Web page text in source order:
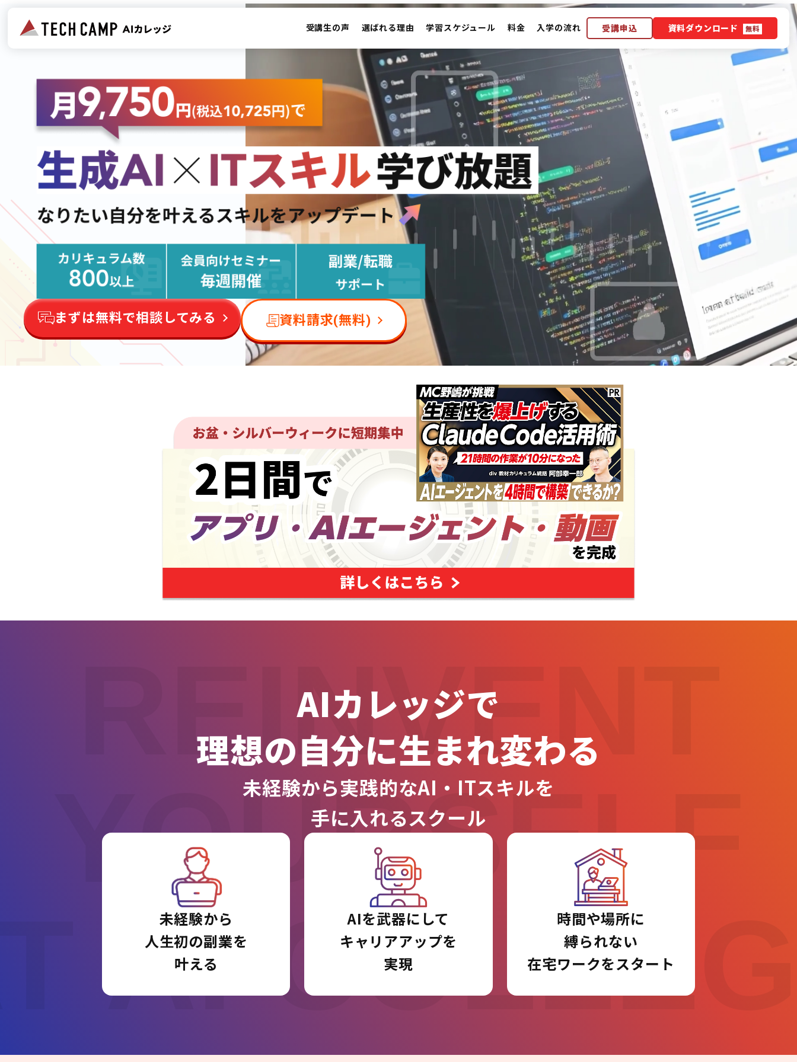
受講生の声 選ばれる理由 学習スケジュール 料金 入学の流れ 受講申込 資料ダウンロード 無料
まずは無料で相談してみる 資料請求(無料)
REINVENT
YOURSELF
AI
AIカレッジで
理想の自分に生まれ変わる
未経験から実践的なAI・ITスキルを
手に入れるスクール
未経験から
人生初の副業を
叶える
AIを武器にして
キャリアアップを
実現
時間や場所に
縛られない
在宅ワークをスタート